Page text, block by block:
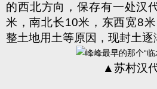
的西北方向，保存有一处汉
米，南北长10米，东西宽8
整土地用土等原因，现封土逐
▲苏村汉